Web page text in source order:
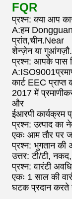
FQR
प्रश्न: क्या आप
A:हम
प्रांत,चीन.Near
शेन्ज़ेन या गुआंगज़ौ.
प्रश्न: आपके पास
कार्ट EEC प्राप्त
2017 में
और
ईआरपी कार्यक्रम
प्रश्न: उत्पाद का
एकः आम तौर पर
प्रश्न: भुगतान की
उत्तर: टी/टी, नकद,
प्रश्न: वारंटी
एकः 1 साल की
घटक प्रदान करते